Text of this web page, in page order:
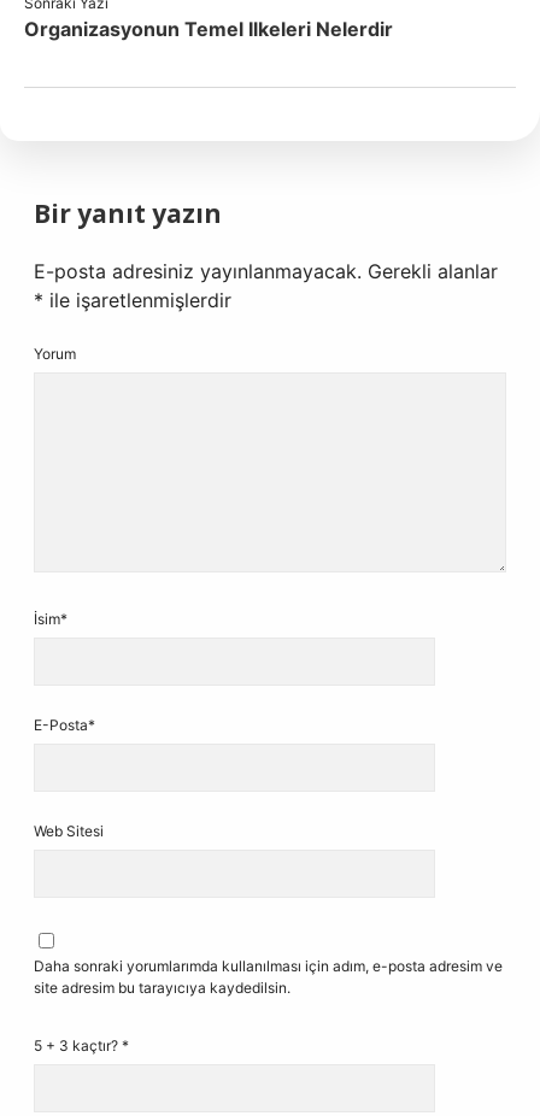
Organizasyonun Temel Ilkeleri Nelerdir
Bir yanıt yazın
E-posta adresiniz yayınlanmayacak. Gerekli alanlar
* ile işaretlenmişlerdir
Yorum
İsim*
E-Posta*
Web Sitesi
Daha sonraki yorumlarımda kullanılması için adım, e-posta adresim ve
site adresim bu tarayıcıya kaydedilsin.
5 + 3 kaçtır? *